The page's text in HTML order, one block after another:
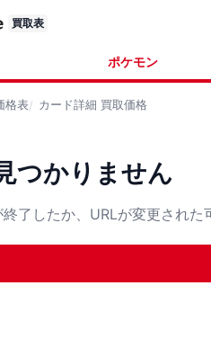
買取表
ポケモン
格表 カード詳細 買取価格
つかりません
了したか、URLが変更された